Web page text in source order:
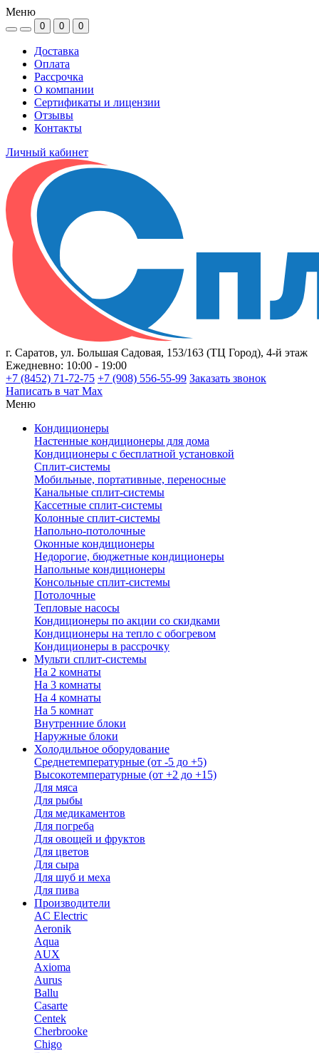
Меню
0 0 0
Доставка
Оплата
Рассрочка
О компании
Сертификаты и лицензии
Отзывы
Контакты
Личный кабинет
г. Саратов, ул. Большая Садовая, 153/163 (ТЦ Город), 4-й этаж
Ежедневно: 10:00 - 19:00
+7 (8452) 71-72-75 +7 (908) 556-55-99 Заказать звонок
Написать в чат Max
Меню
Кондиционеры
Настенные кондиционеры для дома
Кондиционеры с бесплатной установкой
Сплит-системы
Мобильные, портативные, переносные
Канальные сплит-системы
Кассетные сплит-системы
Колонные сплит-системы
Напольно-потолочные
Оконные кондиционеры
Недорогие, бюджетные кондиционеры
Напольные кондиционеры
Консольные сплит-системы
Потолочные
Тепловые насосы
Кондиционеры по акции со скидками
Кондиционеры на тепло с обогревом
Кондиционеры в рассрочку
Мульти сплит-системы
На 2 комнаты
На 3 комнаты
На 4 комнаты
На 5 комнат
Внутренние блоки
Наружные блоки
Холодильное оборудование
Среднетемпературные (от -5 до +5)
Высокотемпературные (от +2 до +15)
Для мяса
Для рыбы
Для медикаментов
Для погреба
Для овощей и фруктов
Для цветов
Для сыра
Для шуб и меха
Для пива
Производители
AC Electric
Aeronik
Aqua
AUX
Axioma
Aurus
Ballu
Casarte
Centek
Cherbrooke
Chigo